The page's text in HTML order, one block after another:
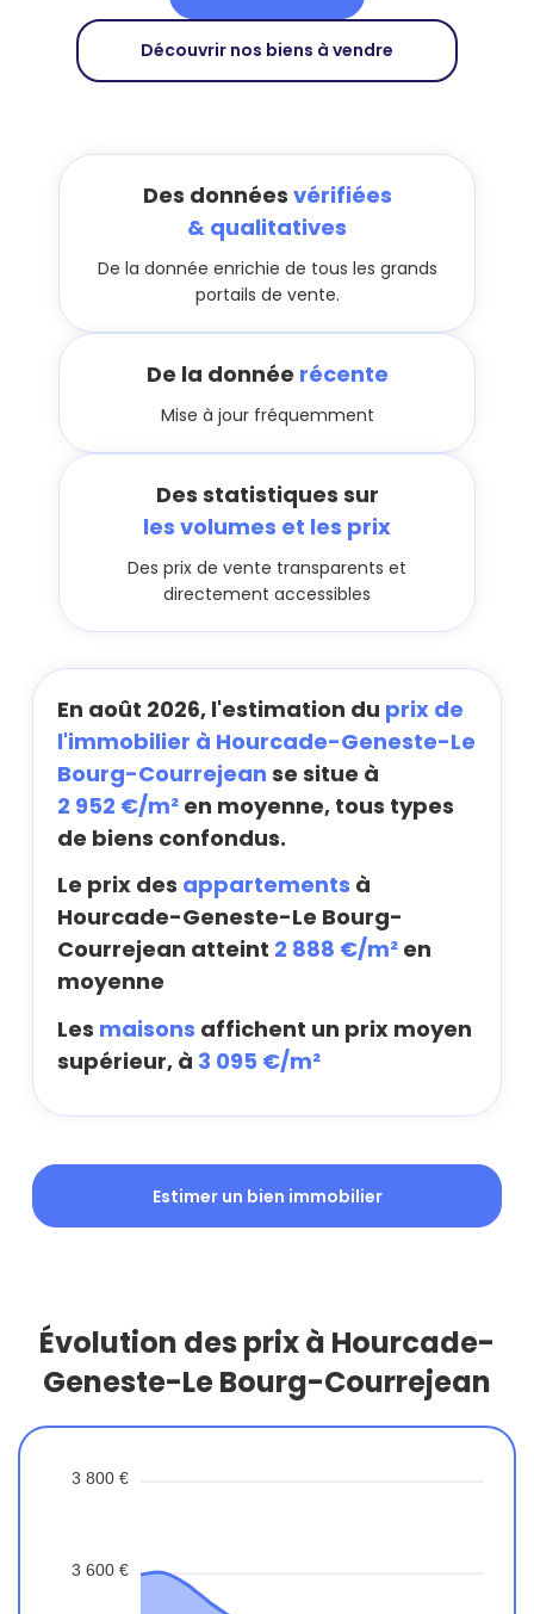
Découvrir nos biens à vendre
Des données vérifiées
& qualitatives
De la donnée enrichie de tous les grands
portails de vente.
De la donnée récente
Mise à jour fréquemment
Des statistiques sur
les volumes et les prix
Des prix de vente transparents et
directement accessibles
En août 2026, l'estimation du prix de
l'immobilier à Hourcade-Geneste-Le
Bourg-Courrejean se situe à
2 952 €/m² en moyenne, tous types
de biens confondus.
Le prix des appartements à
Hourcade-Geneste-Le Bourg-
Courrejean atteint 2 888 €/m² en
moyenne
Les maisons affichent un prix moyen
supérieur, à 3 095 €/m²
Estimer un bien immobilier
Évolution des prix à Hourcade-
Geneste-Le Bourg-Courrejean
3 800 €
3 600 €